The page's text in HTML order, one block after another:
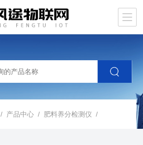
/ 产品中心 / 肥料养分检测仪 /